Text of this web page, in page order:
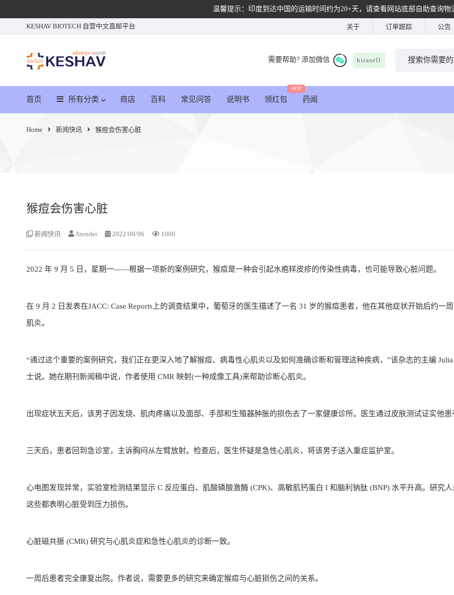
温馨提示：印度到达中国的运输时间约为20+天，请查看网站底部自助查询物
KESHAV BIOTECH 自营中文直邮平台 关于 订单跟踪 公告
需要帮助? 添加微信 hirasell
首页 所有分类 商店 百科 常见问答 说明书 领红包
HOT
药闻
Home 新闻快讯 猴痘会伤害心脏
猴痘会伤害心脏
新闻快讯 Jitender 2022/09/06 1000
2022 年 9 月 5 日，星期一——根据一项新的案例研究，猴痘是一种会引起水疱样皮疹的传染性病毒，也可能导致心脏问题。
在 9 月 2 日发表在JACC: Case Reports上的调查结果中，葡萄牙的医生描述了一名 31 岁的猴痘患者，他在其他症状开始后约一
肌炎。
“通过这个重要的案例研究，我们正在更深入地了解猴痘、病毒性心肌炎以及如何准确诊断和管理这种疾病，”该杂志的主编 Julia
士说。她在期刊新闻稿中说，作者使用 CMR 映射(一种成像工具)来帮助诊断心肌炎。
出现症状五天后，该男子因发烧、肌肉疼痛以及面部、手部和生殖器肿胀的损伤去了一家健康诊所。医生通过皮肤测试证实他患
三天后，患者回到急诊室，主诉胸闷从左臂放射。检查后，医生怀疑是急性心肌炎，将该男子送入重症监护室。
心电图发现异常，实验室检测结果显示 C 反应蛋白、肌酸磷酸激酶 (CPK)、高敏肌钙蛋白 I 和脑利钠肽 (BNP) 水平升高。研究
这些都表明心脏受到压力损伤。
心脏磁共振 (CMR) 研究与心肌炎症和急性心肌炎的诊断一致。
一周后患者完全康复出院。作者说，需要更多的研究来确定猴痘与心脏损伤之间的关系。